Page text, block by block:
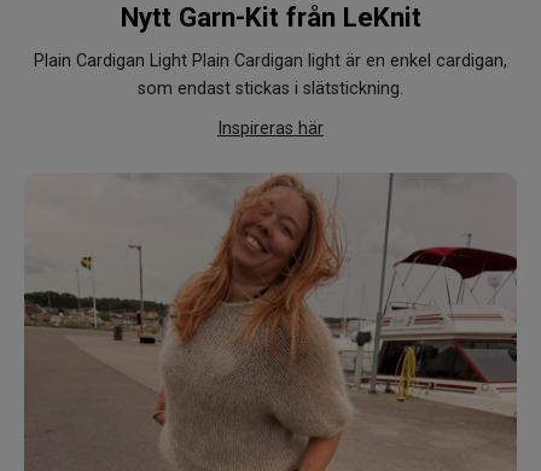
Nytt Garn-Kit från LeKnit
Plain Cardigan Light Plain Cardigan light är en enkel cardigan,
som endast stickas i slätstickning.
Inspireras här